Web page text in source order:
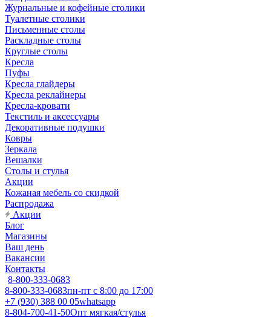
Журнальные и кофейные столики
Туалетные столики
Письменные столы
Раскладные столы
Круглые столы
Кресла
Пуфы
Кресла глайдеры
Кресла реклайнеры
Кресла-кровати
Текстиль и аксессуары
Декоративные подушки
Ковры
Зеркала
Вешалки
Столы и стулья
Акции
Кожаная мебель со скидкой
Распродажа
Акции
Блог
Магазины
Ваш день
Вакансии
Контакты
8-800-333-0683
8-800-333-0683пн-пт с 8:00 до 17:00
+7 (930) 388 00 05whatsapp
8-804-700-41-50Опт мягкая/стулья